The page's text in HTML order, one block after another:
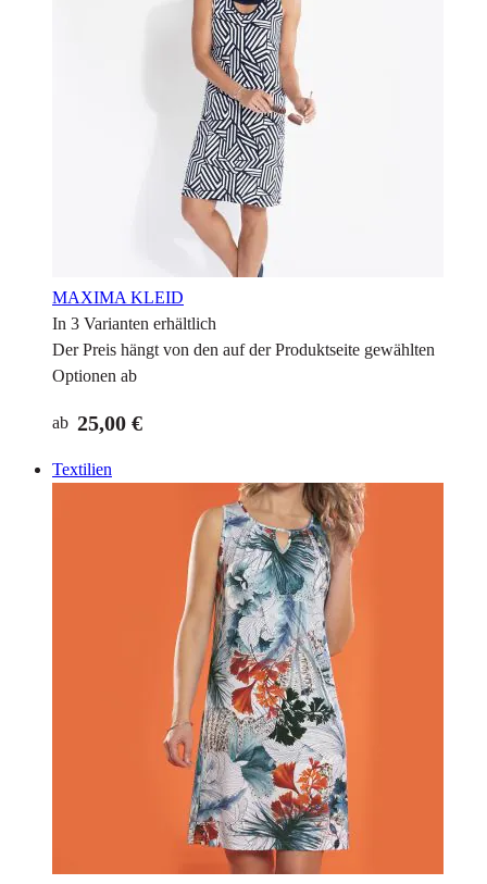
MAXIMA KLEID
In 3 Varianten erhältlich
Der Preis hängt von den auf der Produktseite gewählten
Optionen ab
ab 25,00 €
Textilien